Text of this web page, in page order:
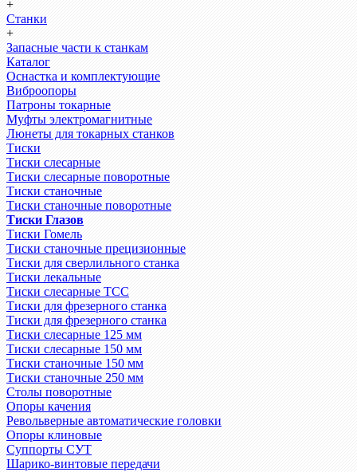
+
Станки
+
Запасные части к станкам
Каталог
Оснастка и комплектующие
Виброопоры
Патроны токарные
Муфты электромагнитные
Люнеты для токарных станков
Тиски
Тиски слесарные
Тиски слесарные поворотные
Тиски станочные
Тиски станочные поворотные
Тиски Глазов
Тиски Гомель
Тиски станочные прецизионные
Тиски для сверлильного станка
Тиски лекальные
Тиски слесарные ТСС
Тиски для фрезерного станка
Тиски для фрезерного станка
Тиски слесарные 125 мм
Тиски слесарные 150 мм
Тиски станочные 150 мм
Тиски станочные 250 мм
Столы поворотные
Опоры качения
Револьверные автоматические головки
Опоры клиновые
Суппорты СУТ
Шарико-винтовые передачи